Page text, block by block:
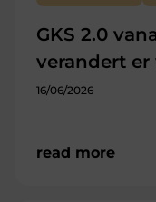
GKS 2.0
verandert er
16/06/2026
read more